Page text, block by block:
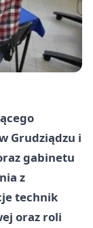
Grudziądzu i
gabinetu
z
technik
oraz roli